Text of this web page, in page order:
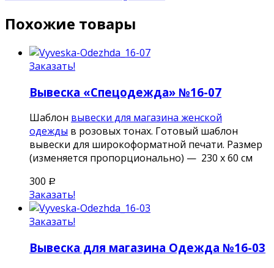
Похожие товары
Заказать!
Вывеска «Спецодежда» №16-07
Шаблон вывески для магазина женской
одежды в розовых тонах. Готовый шаблон
вывески для широкоформатной печати. Размер
(изменяется пропорционально) — 230 х 60 см
300 Р
Заказать!
Заказать!
Вывеска для магазина Одежда №16-03